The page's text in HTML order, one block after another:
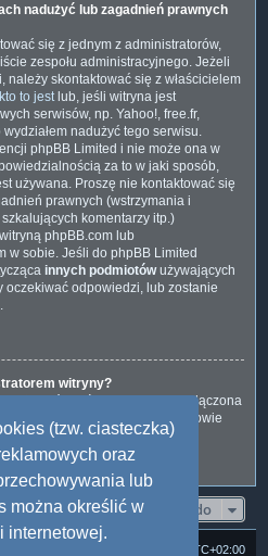
(tzw. ciasteczka)
oraz
lub
można określić w
internetowej.
nadużyć lub zagadnień prawnych
się z jednym z administratorów,
zespołu administracyjnego. Jeżeli
skontaktować się z właścicielem
kto to jestlub, jeśli witryna jest
serwisów, np. Yahoo!, free.fr,
nadużyć tego serwisu.
phpBB Limited i nie może ona w
za to w jaki sposób,
używana. Proszę nie kontaktować się
prawnych (wstrzymania i
komentarzy itp.)
phpBB.com lub
w sobie. Jeśli do phpBB Limited
innych podmiotówużywających
odpowiedzi, lub zostanie
witryny?
używać – jeśli funkcja ta jest włączona
„Kontakt z nami”. Członkowie
„Zespół administracyjny”.
Przejdź do
UTC+02:00